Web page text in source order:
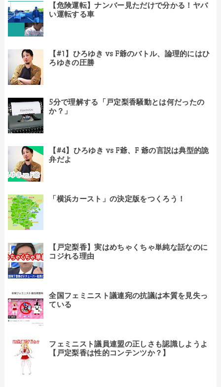
【危険運転】ナンバー見ただけで分かる！ヤバ
い運転する車
【#1】ひろゆき vs F爺のバトル、論理的にはひ
ろゆきの圧勝
5分で理解する「戸定梨香騒動とは何だったの
か？」
【#4】ひろゆき vs F爺、F 爺の言説は典型的詭
弁だよ
「横浜カースト」の決定版をつくろう！
【戸定梨香】実はめちゃくちゃ単純な話なのに
コジれる理由
全国フェミニスト議連宛の抗議は本質を見失っ
ている
フェミニスト議員連盟の正しさも認識しようよ
【戸定梨香は性的コンテンツか？】